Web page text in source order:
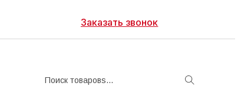
Заказать звонок
Поиск